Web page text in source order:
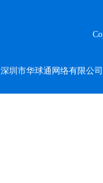
深圳市华球通网络有限公